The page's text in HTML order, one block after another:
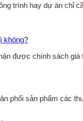
trình hay dự án chỉ
không?
được chính sách
phối sản phẩm các